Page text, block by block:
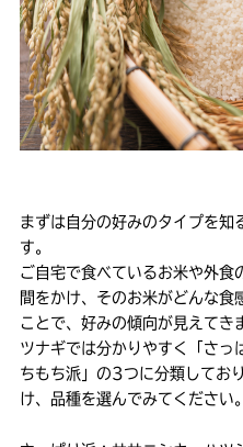
まずは自分の好みのタイプを知
す。
ご自宅で食べているお米や外食
間をかけ、そのお米がどんな食
ことで、好みの傾向が見えてき
ツナギでは分かりやすく「さっ
ちもち派」の3つに分類してお
け、品種を選んでみてください。